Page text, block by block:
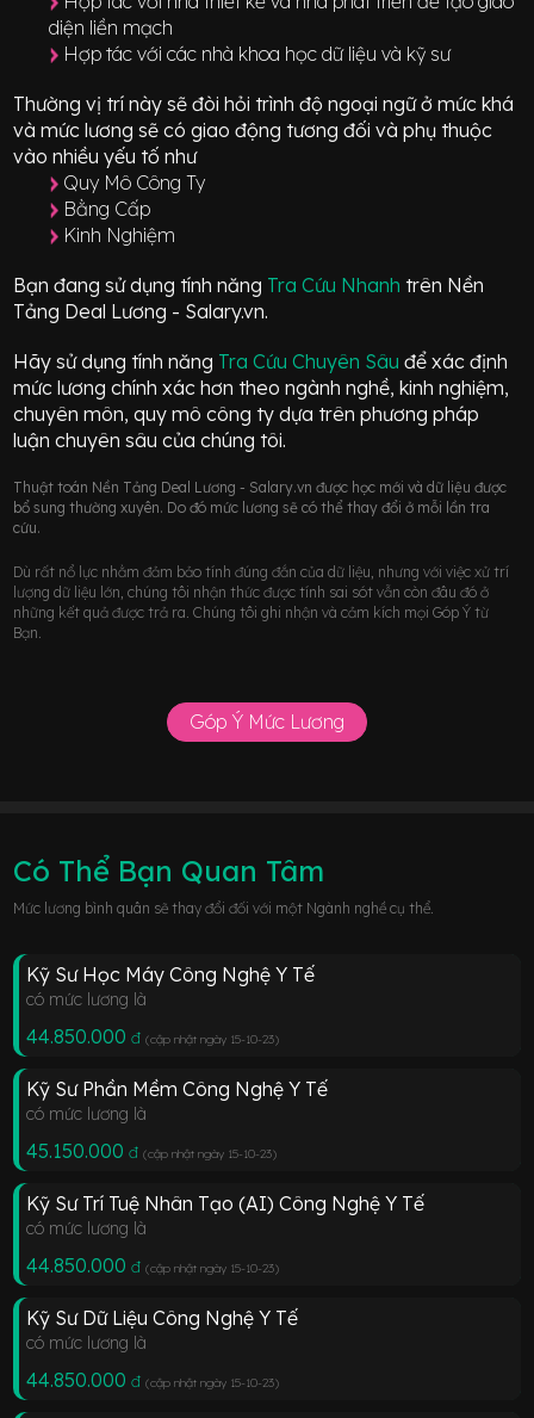
diện liền mạch
Hợp tác với các nhà khoa học dữ liệu và kỹ sư
Thường vị trí này sẽ đòi hỏi trình độ ngoại ngữ ở mứckhá
và mức lương sẽ có giao động tương đối và phụ thuộc
vào nhiều yếu tố như
Quy Mô Công Ty
Bằng Cấp
Kinh Nghiệm
Bạn đang sử dụng tính năng Tra Cứu Nhanh trên Nền
Tảng Deal Lương - Salary.vn.
Hãy sử dụng tính năng Tra Cứu Chuyên Sâuđể xác định
mức lương chính xác hơn theo ngành nghề, kinh nghiệm,
chuyên môn, quy mô công ty dựa trên phương pháp
luận chuyên sâu của chúng tôi.
Thuật toán Nền Tảng Deal Lương - Salary.vn được học mới và dữ liệu được
bổ sung thường xuyên. Do đó mức lương sẽ có thể thay đổi ở mỗi lần tra
cứu.
Dù rất nổ lực nhằm đảm bảo tính đúng đắn của dữ liệu, nhưng với việc xử trí
lượng dữ liệu lớn, chúng tôi nhận thức được tính sai sót vẫn còn đâu đó ở
những kết quả được trả ra. Chúng tôi ghi nhận và cảm kích mọi Góp Ý từ
Bạn.
Góp Ý Mức Lương
Có Thể Bạn Quan Tâm
Mức lương bình quân sẽ thay đổi đối với một Ngành nghề cụ thể.
Kỹ Sư Học Máy Công Nghệ Y Tế
có mức lương là
44.850.000 đ (cập nhật ngày 15-10-23)
Kỹ Sư Phần Mềm Công Nghệ Y Tế
có mức lương là
45.150.000 đ (cập nhật ngày 15-10-23)
Kỹ Sư Trí Tuệ Nhân Tạo (AI) Công Nghệ Y Tế
có mức lương là
44.850.000 đ (cập nhật ngày 15-10-23)
Kỹ Sư Dữ Liệu Công Nghệ Y Tế
có mức lương là
44.850.000 đ (cập nhật ngày 15-10-23)